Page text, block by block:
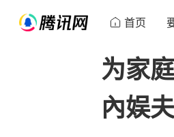
首页
为家
內娱